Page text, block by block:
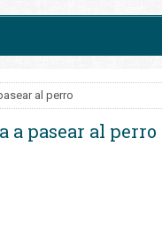
al perro
a pasear al perro